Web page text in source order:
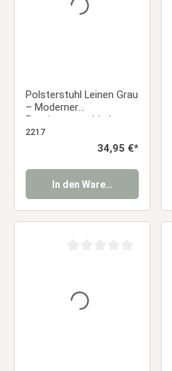
Polsterstuhl Leinen Grau
– Moderner
Esszimmerstuhl ohne
Armlehnen Essstuhl
2217
Regulärer Preis:
34,95 €*
In den Warenkorb